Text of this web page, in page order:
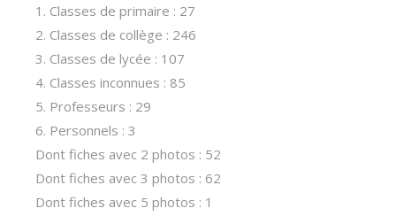
1. Classes de primaire : 27
2. Classes de collège : 246
3. Classes de lycée : 107
4. Classes inconnues : 85
5. Professeurs : 29
6. Personnels : 3
Dont fiches avec 2 photos : 52
Dont fiches avec 3 photos : 62
Dont fiches avec 5 photos : 1